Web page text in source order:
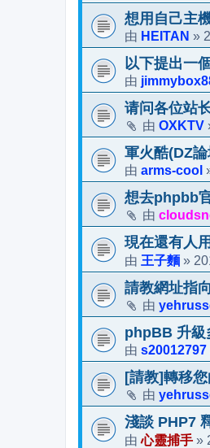
想用自己主
由 HEITAN »
以下提出一
由
请问各位站
由 OXKTV
軍火酷(DZ
由 arms-cool
想去phpbb
由
現在還有人
由 王子麵 »
請教網址指
由
phpBB 升級
由 s20012797
[請教]轉移
由
淺談 PHP7
由心靈捕手 »